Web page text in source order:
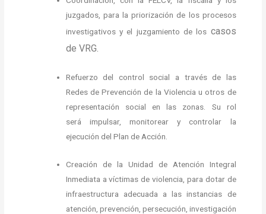
juzgados, para la priorización de los procesos
investigativos y el juzgamiento de los casos
de VRG.
Refuerzo del control social a través de las
Redes de Prevención de la Violencia u otros de
representación social en las zonas. Su rol
será impulsar, monitorear y controlar la
ejecución del Plan de Acción.
Creación de la Unidad de Atención Integral
Inmediata a víctimas de violencia, para dotar de
infraestructura adecuada a las instancias de
atención, prevención, persecución, investigación